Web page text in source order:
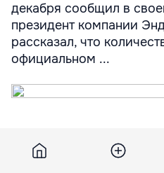
декабря сообщил в
президент компании
рассказал, что
официальном ...
Ежедневно по всему
тысяч новых